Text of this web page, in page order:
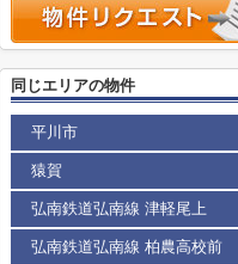
同じエリアの物件
平川市
猿賀
弘南鉄道弘南線 津軽尾上
弘南鉄道弘南線 柏農高校前